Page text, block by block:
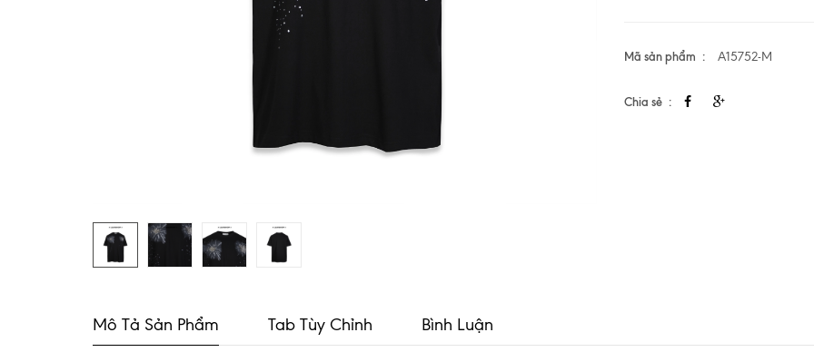
Mã sản phẩm A15752-M
Chia sẻ
Mô Tả Sản Phẩm Tab Tùy Chỉnh Bình Luận